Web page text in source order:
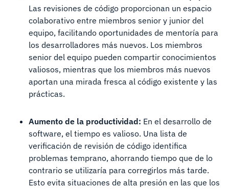
Las revisiones de código proporcionan un espacio
colaborativo entre miembros senior y junior del
equipo, facilitando oportunidades de mentoría para
los desarrolladores más nuevos. Los miembros
senior del equipo pueden compartir conocimientos
valiosos, mientras que los miembros más nuevos
aportan una mirada fresca al código existente y las
prácticas.
Aumento de la productividad: En el desarrollo de
software, el tiempo es valioso. Una lista de
verificación de revisión de código identifica
problemas temprano, ahorrando tiempo que de lo
contrario se utilizaría para corregirlos más tarde.
Esto evita situaciones de alta presión en las que los